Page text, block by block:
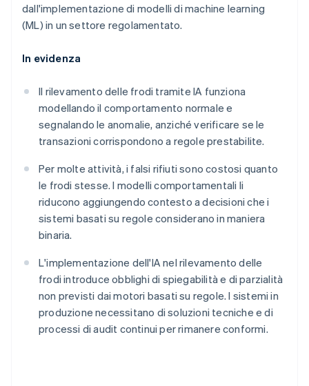
dall'implementazione di modelli di machine learning
(ML) in un settore regolamentato.
In evidenza
Il rilevamento delle frodi tramite IA funziona
modellando il comportamento normale e
segnalando le anomalie, anziché verificare se le
transazioni corrispondono a regole prestabilite.
Per molte attività, i falsi rifiuti sono costosi quanto
le frodi stesse. I modelli comportamentali li
riducono aggiungendo contesto a decisioni che i
sistemi basati su regole considerano in maniera
binaria.
L'implementazione dell'IA nel rilevamento delle
frodi introduce obblighi di spiegabilità e di parzialità
non previsti dai motori basati su regole. I sistemi in
produzione necessitano di soluzioni tecniche e di
processi di audit continui per rimanere conformi.